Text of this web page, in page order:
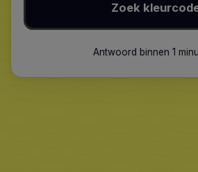
Zoek
Antwoord binnen 1